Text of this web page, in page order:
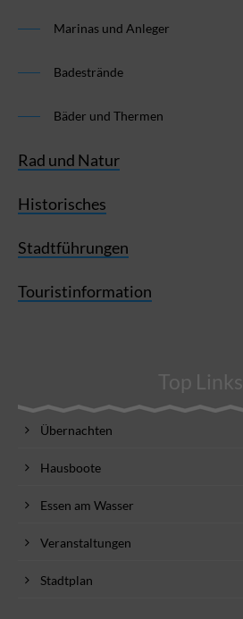
Marinas und Anleger
Badestrände
Bäder und Thermen
Rad und Natur
Historisches
Stadtführungen
Touristinformation
Top Links
Übernachten
Hausboote
Essen am Wasser
Veranstaltungen
Stadtplan